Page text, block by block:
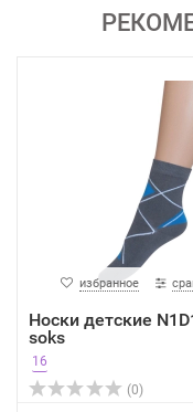
избранное
Носки детские
soks
16
(0)